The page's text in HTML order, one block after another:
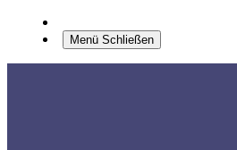
Menü Schließen